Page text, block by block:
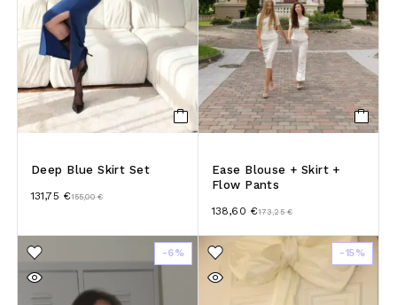
Deep Blue Skirt Set
155,00€
131,75 €
Ease Blouse + Skirt +
Flow Pants
173,25€
138,60 €
-6% -15%